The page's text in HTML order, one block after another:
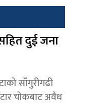
दुई जना
साँगुरीगढी
चोकबाट अवैध